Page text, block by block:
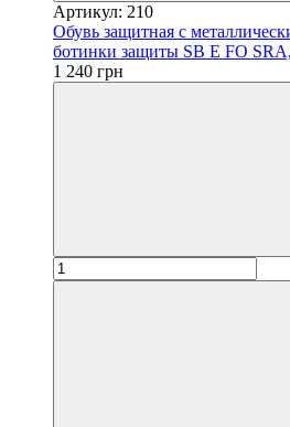
Артикул: 210
Обувь защитная с
ботинки защиты SB E FO
1 240 грн